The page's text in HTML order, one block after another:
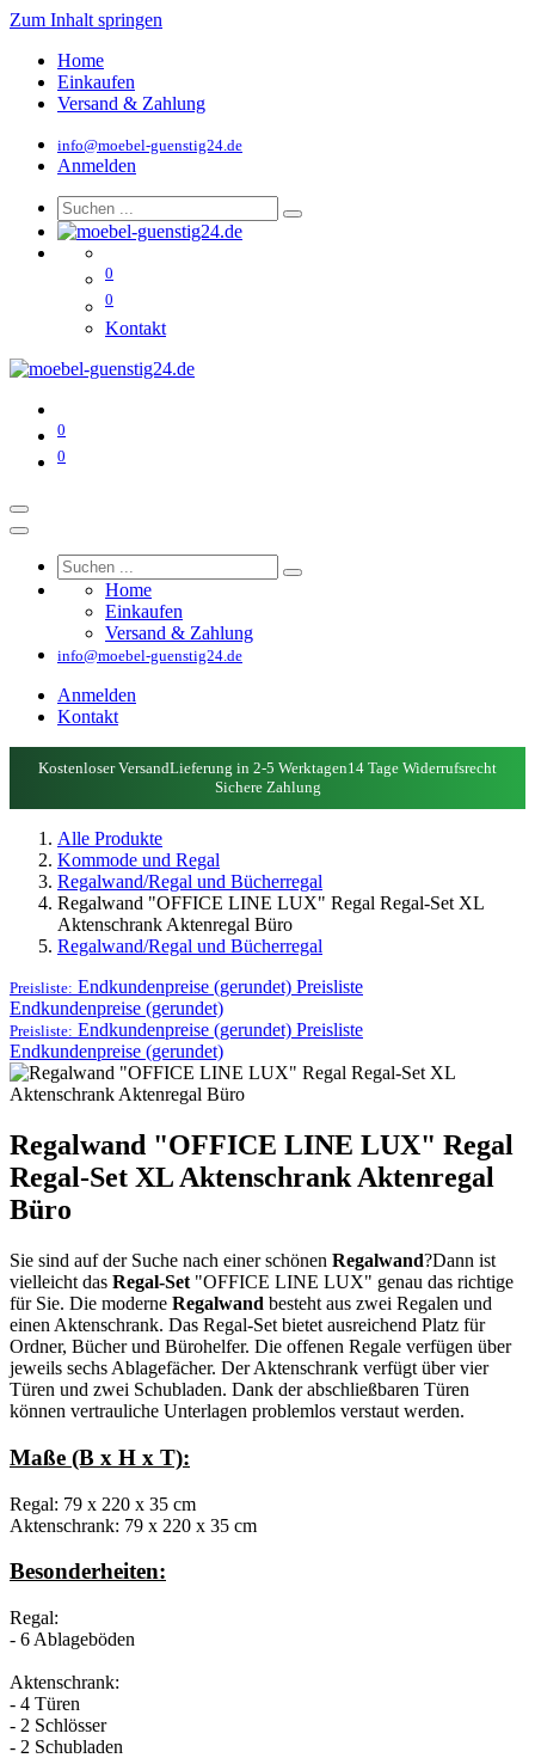
Zum Inhalt springen
Home
Einkaufen
Versand & Zahlung
info@moebel-guenstig24.de
Anmelden
0
0
Kontakt
0
0
Home
Einkaufen
Versand & Zahlung
info@moebel-guenstig24.de
Anmelden
Kontakt
Kostenloser VersandLieferung in 2-5 Werktagen14 Tage Widerrufsrecht
Sichere Zahlung
Alle Produkte
Kommode und Regal
Regalwand/Regal und Bücherregal
Regalwand "OFFICE LINE LUX" Regal Regal-Set XL
Aktenschrank Aktenregal Büro
Regalwand/Regal und Bücherregal
Preisliste: Endkundenpreise (gerundet) Preisliste
Endkundenpreise (gerundet)
Preisliste: Endkundenpreise (gerundet) Preisliste
Endkundenpreise (gerundet)
Regalwand "OFFICE LINE LUX" Regal
Regal-Set XL Aktenschrank Aktenregal
Büro
Sie sind auf der Suche nach einer schönen Regalwand?Dann ist
vielleicht das Regal-Set "OFFICE LINE LUX" genau das richtige
für Sie. Die moderne Regalwand besteht aus zwei Regalen und
einen Aktenschrank. Das Regal-Set bietet ausreichend Platz für
Ordner, Bücher und Bürohelfer. Die offenen Regale verfügen über
jeweils sechs Ablagefächer. Der Aktenschrank verfügt über vier
Türen und zwei Schubladen. Dank der abschließbaren Türen
können vertrauliche Unterlagen problemlos verstaut werden.
Maße (B x H x T):
Regal: 79 x 220 x 35 cm
Aktenschrank: 79 x 220 x 35 cm
Besonderheiten:
Regal:
- 6 Ablageböden
Aktenschrank:
- 4 Türen
- 2 Schlösser
- 2 Schubladen